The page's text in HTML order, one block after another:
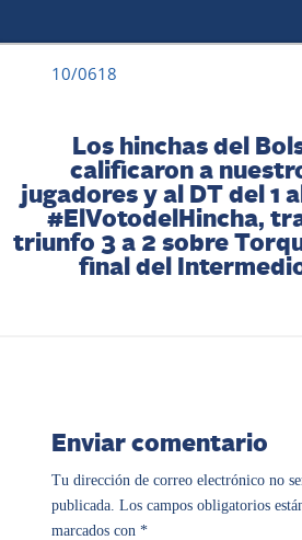
10/0618
Los hinchas del
calificaron a
jugadores y al DT del 1
#ElVotodelHincha,
triunfo 3 a 2 sobre
final del
Enviar comentario
Tu dirección de correo electrónico no
publicada. Los campos obligatorios
marcados con *